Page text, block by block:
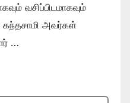
வசிப்பிடமாகவும்
அவர்கள்
…